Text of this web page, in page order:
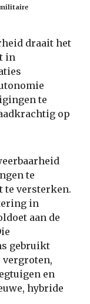
draait het
in
te
op
te
te versterken.
in
aan de
gebruikt
vergroten,
en
hybride